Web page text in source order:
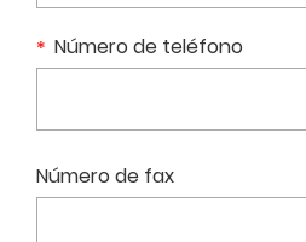
Número de teléfono
Número de fax